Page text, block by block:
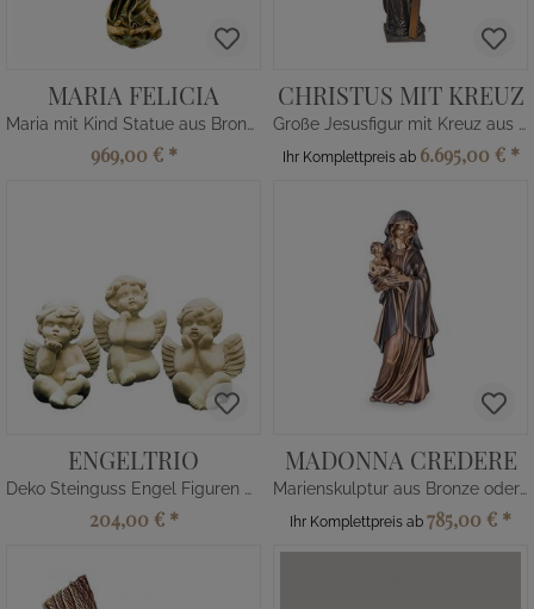
MARIA FELICIA
Maria mit Kind Statue aus Bronze
969,00 € *
CHRISTUS MIT KREUZ
Große Jesusfigur mit Kreuz aus Bronze
Ihr Komplettpreis ab 6.695,00 € *
ENGELTRIO
Deko Steinguss Engel Figuren Set
204,00 € *
MADONNA CREDERE
Marienskulptur aus Bronze oder Alu
Ihr Komplettpreis ab 785,00 € *